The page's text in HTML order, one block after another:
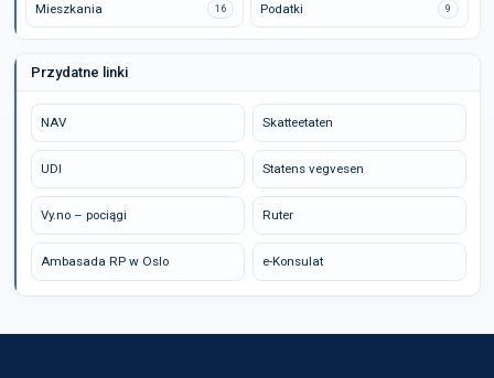
Mieszkania 16 Podatki 9
Przydatne linki
NAV Skatteetaten
UDI Statens vegvesen
Vy.no – pociągi Ruter
Ambasada RP w Oslo e-Konsulat